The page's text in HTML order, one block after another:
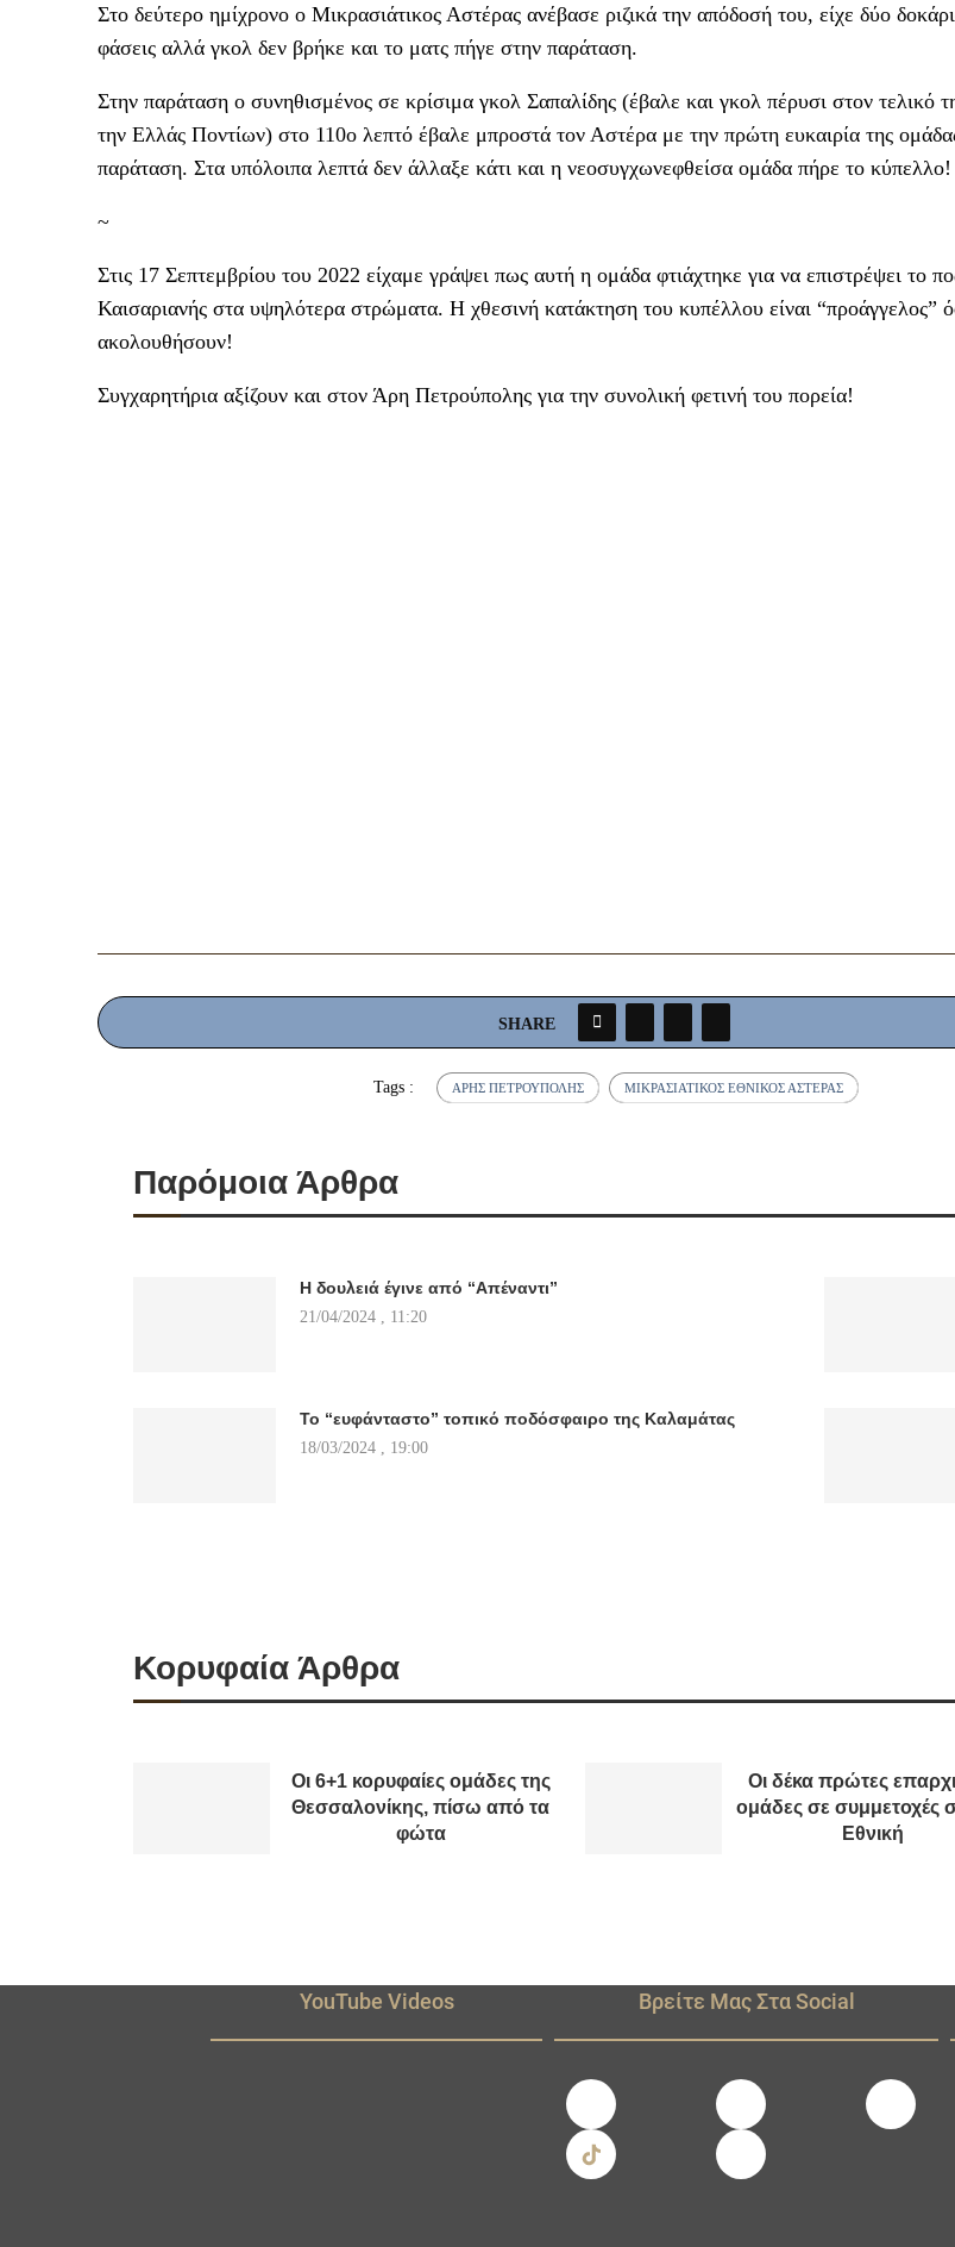
Στο δεύτερο ημίχρονο ο Μικρασιάτικος Αστέρας ανέβασε ριζικά την απόδοσή του, είχε δύο
φάσεις αλλά γκολ δεν βρήκε και το ματς πήγε στην παράταση.
Στην παράταση ο συνηθισμένος σε κρίσιμα γκολ Σαπαλίδης (έβαλε και γκολ πέρυσι στον τελικό
την Ελλάς Ποντίων) στο 110ο λεπτό έβαλε μπροστά τον Αστέρα με την πρώτη ευκαιρία της
παράταση. Στα υπόλοιπα λεπτά δεν άλλαξε κάτι και η νεοσυγχωνεφθείσα ομάδα πήρε το κύπελλο!
~
Στις 17 Σεπτεμβρίου του 2022 είχαμε γράψει πως αυτή η ομάδα φτιάχτηκε για να επιστρέψει το
Καισαριανής στα υψηλότερα στρώματα. Η χθεσινή κατάκτηση του κυπέλλου είναι “προάγγελος”
ακολουθήσουν!
Συγχαρητήρια αξίζουν και στον Άρη Πετρούπολης για την συνολική φετινή του πορεία!
SHARE
Tags : ΆΡΗΣ ΠΕΤΡΟΎΠΟΛΗΣ ΜΙΚΡΑΣΙΑΤΙΚΌΣ ΕΘΝΙΚΌΣ ΑΣΤΈΡΑΣ
Παρόμοια Άρθρα
Η δουλειά έγινε από “Απέναντι”
21/04/2024 , 11:20
Το “ευφάνταστο” τοπικό ποδόσφαιρο της Καλαμάτας
18/03/2024 , 19:00
Κορυφαία Άρθρα
Οι 6+1 κορυφαίες ομάδες της
Θεσσαλονίκης, πίσω από τα
φώτα
Οι δέκα πρώτες
ομάδες σε συμμετοχές
Εθνική
YouTube Videos Βρείτε Μας Στα Social